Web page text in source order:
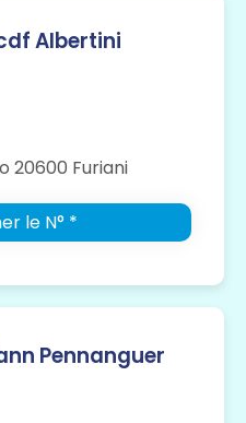
Albertini
20600 Furiani
le N° *
Pennanguer